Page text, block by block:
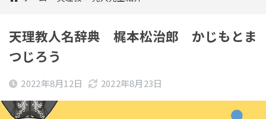
天理教人名辞典 梶本松治郎 かじもとま
つじろう
2022年8月12日 2022年8月23日